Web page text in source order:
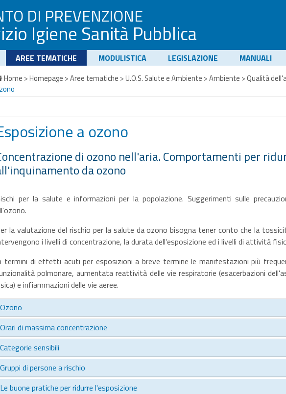
DI PREVENZIONE
Igiene Sanità Pubblica
AREE TEMATICHE MODULISTICA LEGISLAZIONE MANUALI
Home >Homepage >Aree tematiche >U.O.S. Salute e Ambiente >Ambiente >Qualità
a ozono
di ozono nell'aria. Comportamenti per
da ozono
per la salute e informazioni per la popolazione. Suggerimenti sulle
la valutazione del rischio per la salute da ozono bisogna tener conto che la
i livelli di concentrazione, la durata dell'esposizione ed i livelli di attività
termini di effetti acuti per esposizioni a breve termine le manifestazioni più
polmonare, aumentata reattività delle vie respiratorie (esacerbazioni
e infiammazioni delle vie aeree.
Ozono
Orari di massima concentrazione
Categorie sensibili
Gruppi di persone a rischio
Le buone pratiche per ridurre l'esposizione